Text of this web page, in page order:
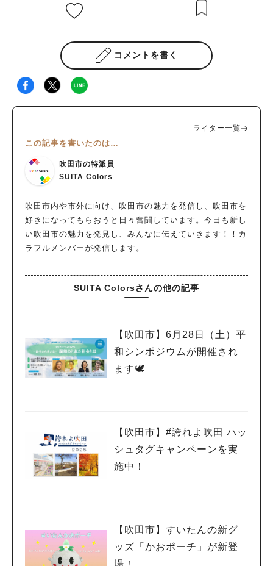
コメントを書く
ライター一覧
この記事を書いたのは…
吹田市の特派員
SUITA Colors
吹田市内や市外に向け、吹田市の魅力を発信し、吹田市を
好きになってもらおうと日々奮闘しています。今日も新し
い吹田市の魅力を発見し、みんなに伝えていきます！！カ
ラフルメンバーが発信します。
SUITA Colorsさんの他の記事
【吹田市】6月28日（土）平
和シンポジウムが開催され
ます🕊
【吹田市】#誇れよ吹田 ハッ
シュタグキャンペーンを実
施中！
【吹田市】すいたんの新グ
ッズ「かおポーチ」が新登
場！